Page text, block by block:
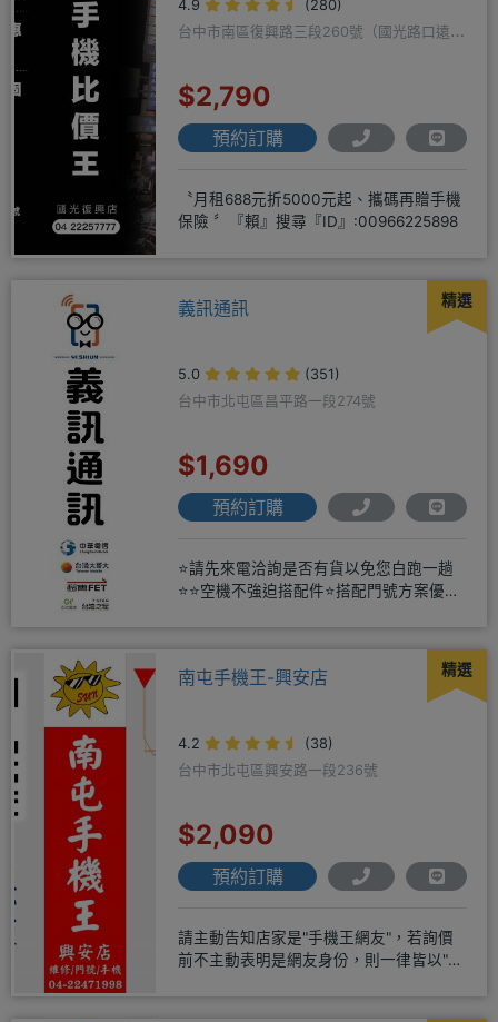
4.9
(280)
台中市南區復興路三段260號（國光路口遠傳
$2,790
預約訂購
〝月租688元折5000元起、攜碼再贈手機
保險 〞『賴』搜尋『ID』:00966225898
精選
義訊通訊
5.0
(351)
台中市北屯區昌平路一段274號
$1,690
預約訂購
⭐請先來電洽詢是否有貨以免您白跑一趟
⭐⭐空機不強迫搭配件⭐搭配門號方案優惠
精選
南屯手機王-興安店
4.2
(38)
台中市北屯區興安路一段236號
$2,090
預約訂購
請主動告知店家是"手機王網友"，若詢價
前不主動表明是網友身份，則一律皆以"現